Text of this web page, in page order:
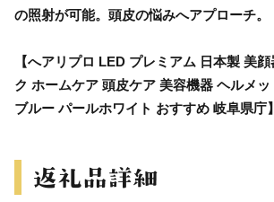
の照射が可能。頭皮の悩みへアプローチ。
【へアリプロ LED プレミアム 日本製 美
ク ホームケア 頭皮ケア 美容機器 ヘルメ
ブルー パールホワイト おすすめ 岐阜県庁】